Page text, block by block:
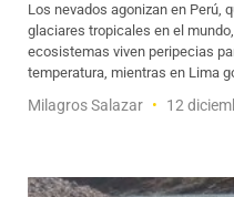
Los nevados agonizan en Perú,
glaciares tropicales en el
ecosistemas viven peripecias
temperatura, mientras en Lima
Milagros Salazar 12